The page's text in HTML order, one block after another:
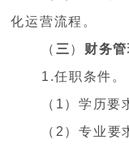
化运营流程。
（ 三 ） 财务
1.任职条件。
（1）学历要
（2）专业